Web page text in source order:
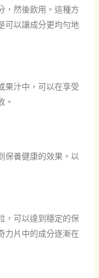
，然後飲用。這種方
可以讓成分更均勻地
果汁中，可以在享受
。
保養健康的效果。以
，可以達到穩定的保
力片中的成分逐漸在